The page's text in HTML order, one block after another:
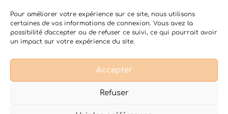
Pour améliorer votre expérience sur ce site, nous utilisons
certaines de vos informations de connexion. Vous avez la
possibilité d'accepter ou de refuser ce suivi, ce qui pourrait avoir
un impact sur votre expérience du site.
Accepter
Refuser
Thérapie psycho-corporelle
Yoga du Son
Conditions Générales de Vente